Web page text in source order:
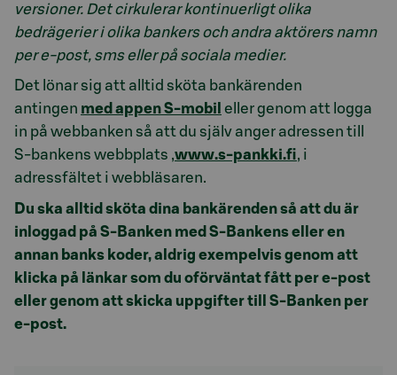
versioner. Det cirkulerar kontinuerligt olika
bedrägerier i olika bankers och andra aktörers namn
per e-post, sms eller på sociala medier.
Det lönar sig att alltid sköta bankärenden
antingen med appen S-mobil eller genom att logga
in på webbanken så att du själv anger adressen till
S-bankens webbplats ,www.s-pankki.fi, i
adressfältet i webbläsaren.
Du ska alltid sköta dina bankärenden så att du är
inloggad på S-Banken med S-Bankens eller en
annan banks koder, aldrig exempelvis genom att
klicka på länkar som du oförväntat fått per e-post
eller genom att skicka uppgifter till S-Banken per
e-post.